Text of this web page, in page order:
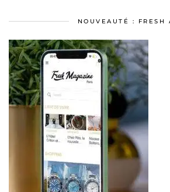
NOUVEAUTÉ : FRESH